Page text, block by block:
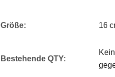
Größe: 16
Bestehende QTY: